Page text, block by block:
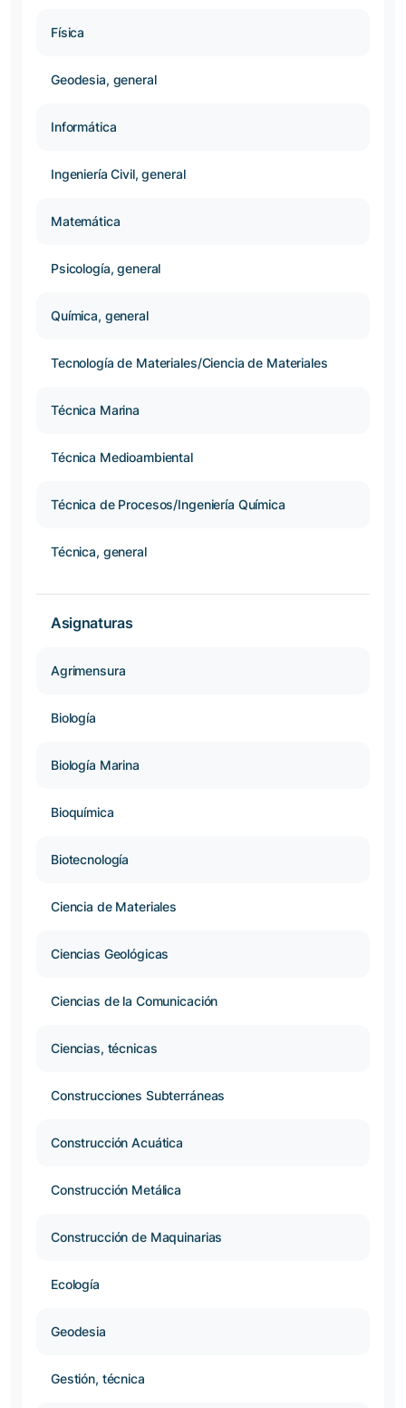
Física
Geodesia, general
Informática
Ingeniería Civil, general
Matemática
Psicología, general
Química, general
Tecnología de Materiales/Ciencia de Materiales
Técnica Marina
Técnica Medioambiental
Técnica de Procesos/Ingeniería Química
Técnica, general
Asignaturas
Agrimensura
Biología
Biología Marina
Bioquímica
Biotecnología
Ciencia de Materiales
Ciencias Geológicas
Ciencias de la Comunicación
Ciencias, técnicas
Construcciones Subterráneas
Construcción Acuática
Construcción Metálica
Construcción de Maquinarias
Ecología
Geodesia
Gestión, técnica